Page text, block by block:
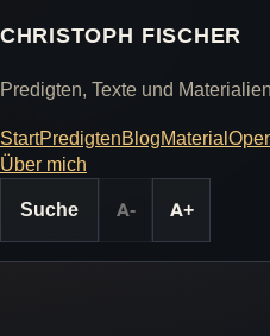
CHRISTOPH FISCHER
Predigten, Texte und Materialien
StartPredigtenBlogMaterial
Über mich
Suche
A- A+